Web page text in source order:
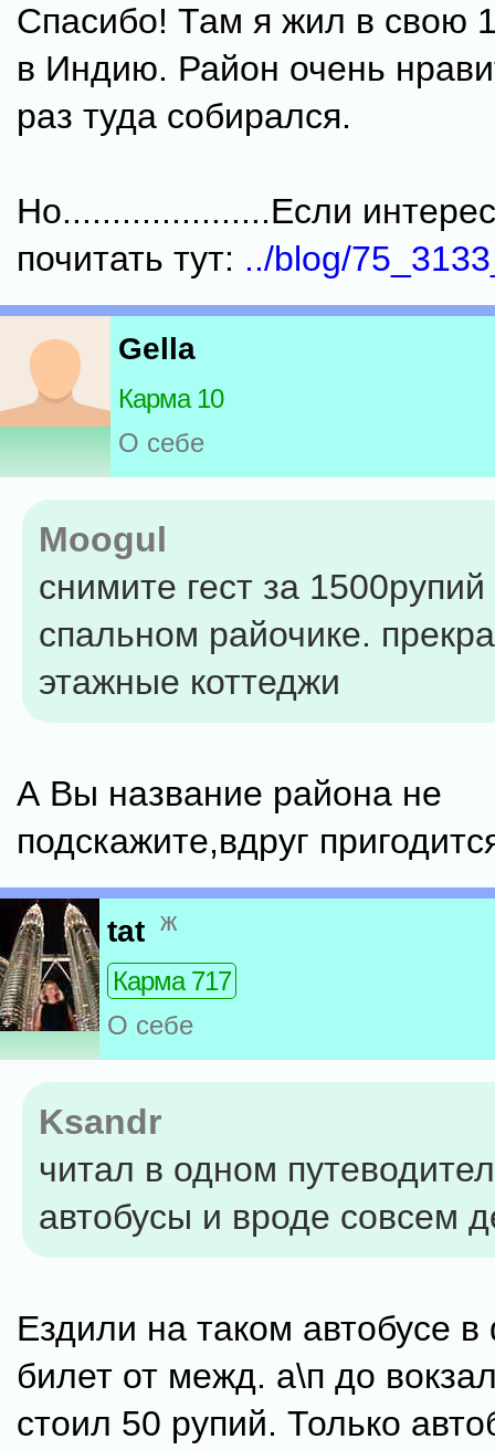
Спасибо! Там я жил в свою
в Индию. Район очень
раз туда собирался.
Но.....................Если
почитать тут: ../blog/
Gella
Карма 10
О себе
Moogul
снимите гест за 1500рупий
спальном райочике.
этажные коттеджи
А Вы название района не
подскажите,вдруг
tat ж
Карма 717
О себе
Ksandr
читал в одном
автобусы и вроде совсем
Ездили на таком автобусе
билет от межд. а\п до
стоил 50 рупий. Только